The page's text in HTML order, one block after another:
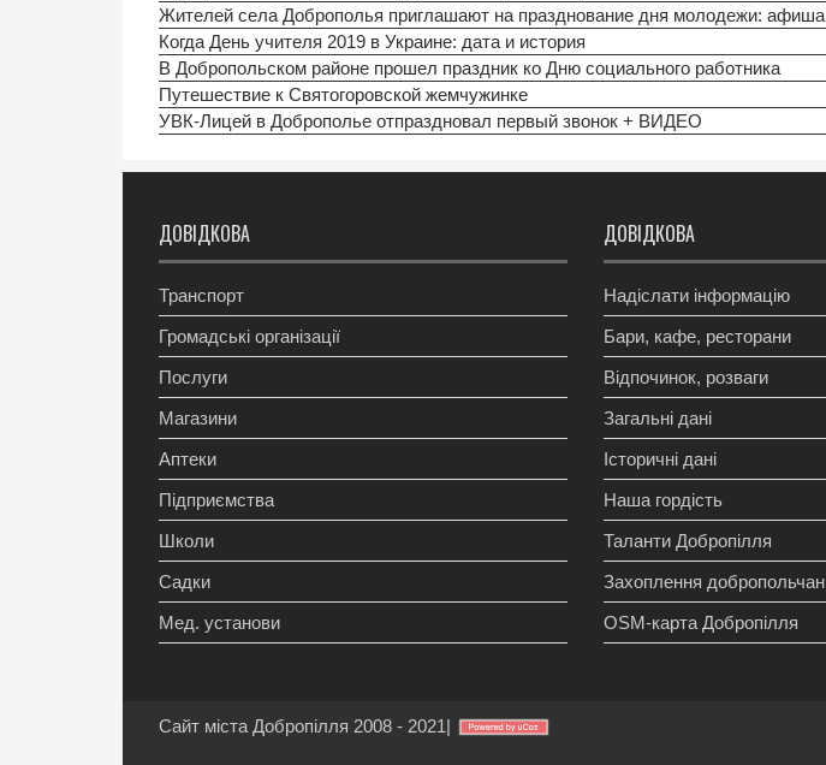
Жителей села Доброполья приглашают на празднование дня молодежи: афиша
Когда День учителя 2019 в Украине: дата и история
В Добропольском районе прошел праздник ко Дню социального работника
Путешествие к Святогоровской жемчужинке
УВК-Лицей в Доброполье отпраздновал первый звонок + ВИДЕО
ДОВІДКОВА
Транспорт
Громадські організації
Послуги
Магазини
Аптеки
Підприємства
Школи
Садки
Мед. установи
ДОВІДКОВА
Надіслати інформацію
Бари, кафе, ресторани
Відпочинок, розваги
Загальні дані
Історичні дані
Наша гордість
Таланти Добропілля
Захоплення добропольчан
OSM-карта Добропілля
Сайт міста Добропілля 2008 - 2021|